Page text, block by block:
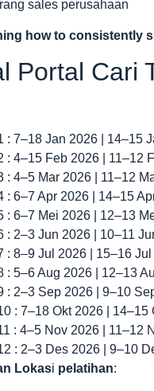
sales perusahaan
how to consistently
Portal Cari
: 7–18 Jan 2026 | 14–15
: 4–15 Feb 2026 | 11–12
: 4–5 Mar 2026 | 11–12
: 6–7 Apr 2026 | 14–15
: 6–7 Mei 2026 | 12–13
: 2–3 Jun 2026 | 10–11
: 8–9 Jul 2026 | 15–16
: 5–6 Aug 2026 | 12–13
: 2–3 Sep 2026 | 9–10
: 7–18 Okt 2026 |
: 4–5 Nov 2026 | 11–12
: 2–3 Des 2026 | 9–10
Lokasi pelatihan: